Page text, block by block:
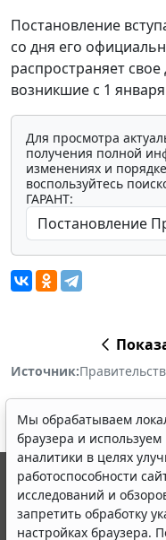
Постановление
со дня его
распространяет
возникшие с 1 января
Для просмотра
получения полной
изменениях и
воспользуйтесь
ГАРАНТ:
Источник:
Мы обрабатываем
браузера и
аналитики в целях
работоспособности
исследований и
запретить обработку
настройках браузера.
© ООО "НПП "ГАРАНТ-
выпускается с 1990
являются участниками